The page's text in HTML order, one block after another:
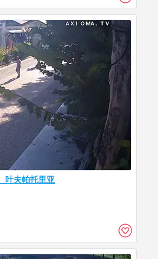
叶夫帕托里亚